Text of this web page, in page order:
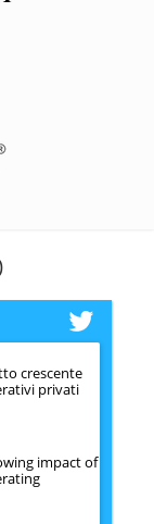
crescente
privati
impact of